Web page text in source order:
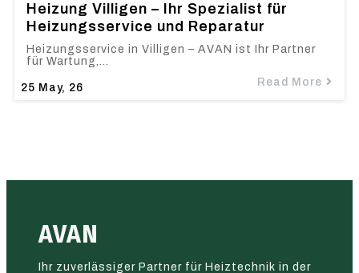
Heizung Villigen – Ihr Spezialist für
Heizungsservice und Reparatur
25 May, 26
Heizungsservice in Villigen – AVAN ist Ihr Partner
für Wartung,…
Read More
AVAN
Ihr zuverlässiger Partner für Heiztechnik in der